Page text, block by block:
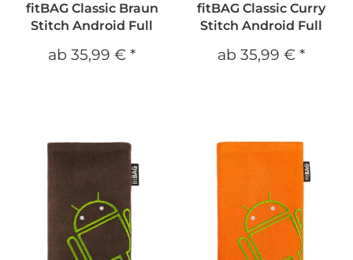
fitBAG Classic Braun
Stitch Android Full
ab35,99 €*
fitBAG Classic Curry
Stitch Android Full
ab 35,99 € *